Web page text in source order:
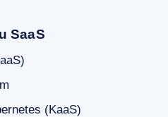
SaaS
(KaaS)